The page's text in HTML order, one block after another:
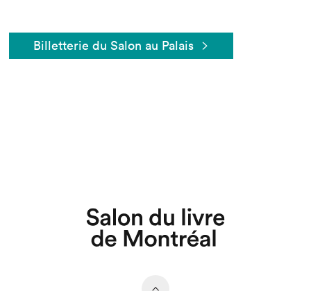
Billetterie du Salon au Palais